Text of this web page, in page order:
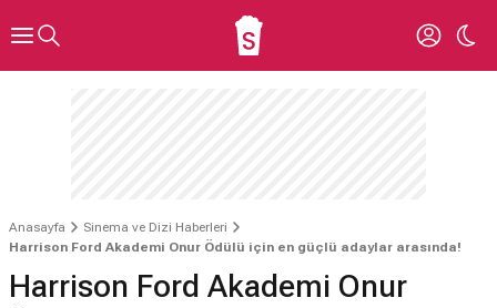
Anasayfa
Sinema ve Dizi Haberleri
Harrison Ford Akademi Onur Ödülü için en güçlü adaylar arasında!
Harrison Ford Akademi Onur